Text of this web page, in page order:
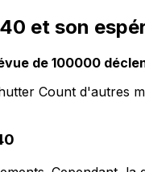
et son
de 100000
Count d'autres